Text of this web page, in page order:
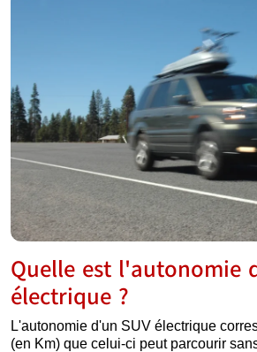
Quelle est l'autonomie
électrique ?
L'autonomie d'un SUV électrique
(en Km) que celui-ci peut parcourir